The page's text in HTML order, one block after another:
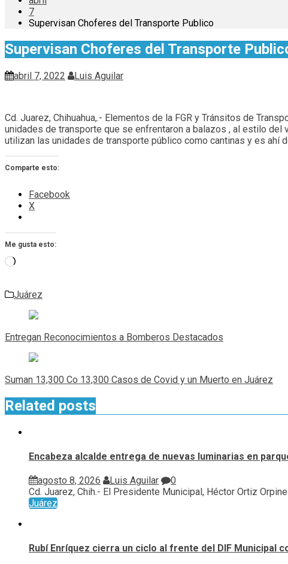
7
Supervisan Choferes del Transporte Publico
Supervisan Choferes del Transporte
abril 7, 2022 Luis Aguilar
Cd. Juarez, Chihuahua,.- Elementos de la FGR y Tránsitos de
unidades de transporte que se enfrentaron a balazos , al estilo
utilizan las unidades de transporte público como cantinas y es ahí
Comparte esto:
Facebook
X
Me gusta esto:
Cargando...
Juárez
Navegación
de
entradas
Entregan Reconocimientos a Bomberos Destacados
Suman 13,300 Co 13,300 Casos de Covid y un Muerto en Juárez
Related posts
Encabeza alcalde entrega de nuevas luminarias en
agosto 8, 2026 Luis Aguilar
0
Cd. Juarez, Chih.- El Presidente Municipal, Héctor Ortiz
Juárez
Rubí Enríquez cierra un ciclo al frente del DIF Municipal